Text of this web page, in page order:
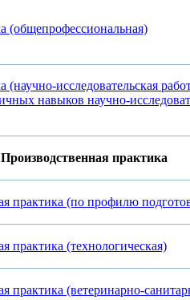
(общепрофессиональная)
(научно-исследовательская
навыков научно-
Производственная практика
практика (по профилю
практика (технологическая)
практика (ветеринарно-